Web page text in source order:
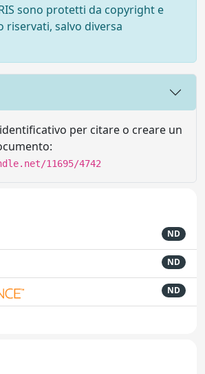
sono protetti da copyright e
salvo diversa
per citare o creare un
11695/4742
ND
ND
ND